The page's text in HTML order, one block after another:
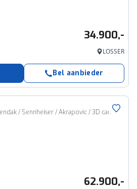
34.900,-
LOSSER
Bel aanbieder
/ Sennheiser / Akrapovic / 3D cam
62.900,-